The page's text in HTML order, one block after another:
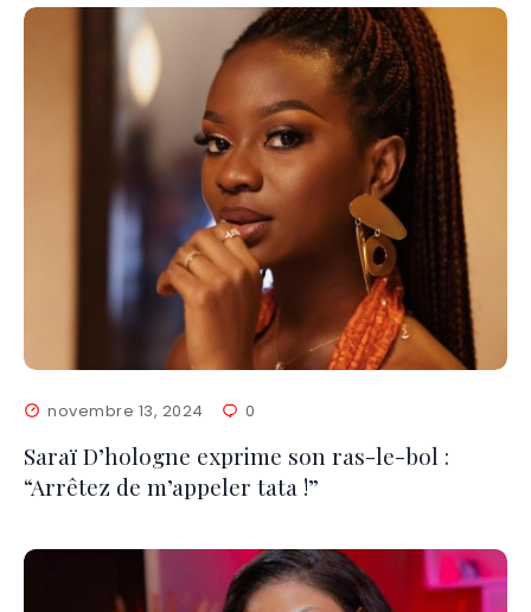
novembre 13, 2024 0
Saraï D’hologne exprime son ras-le-bol :
“Arrêtez de m’appeler tata !”